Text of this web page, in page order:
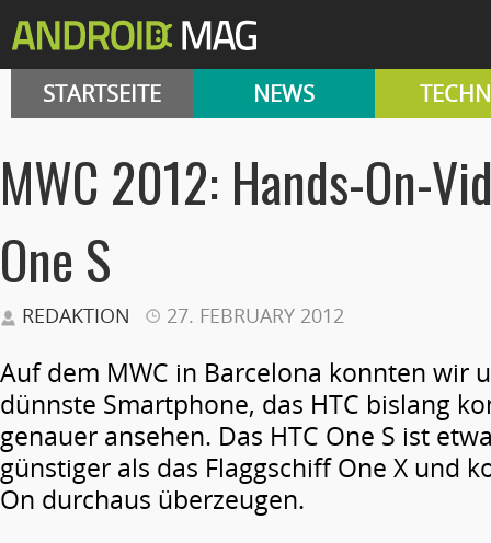
STARTSEITE NEWS
MWC 2012: Hands-On-
One S
REDAKTION 27. FEBRUARY 2012
Auf dem MWC in Barcelona konnten wir
dünnste Smartphone, das HTC bislang
genauer ansehen. Das HTC One S ist
günstiger als das Flaggschiff One X und
On durchaus überzeugen.